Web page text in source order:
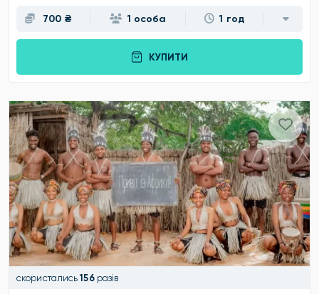
700 ₴ 1 особа 1 год
КУПИТИ
скористались 156разів